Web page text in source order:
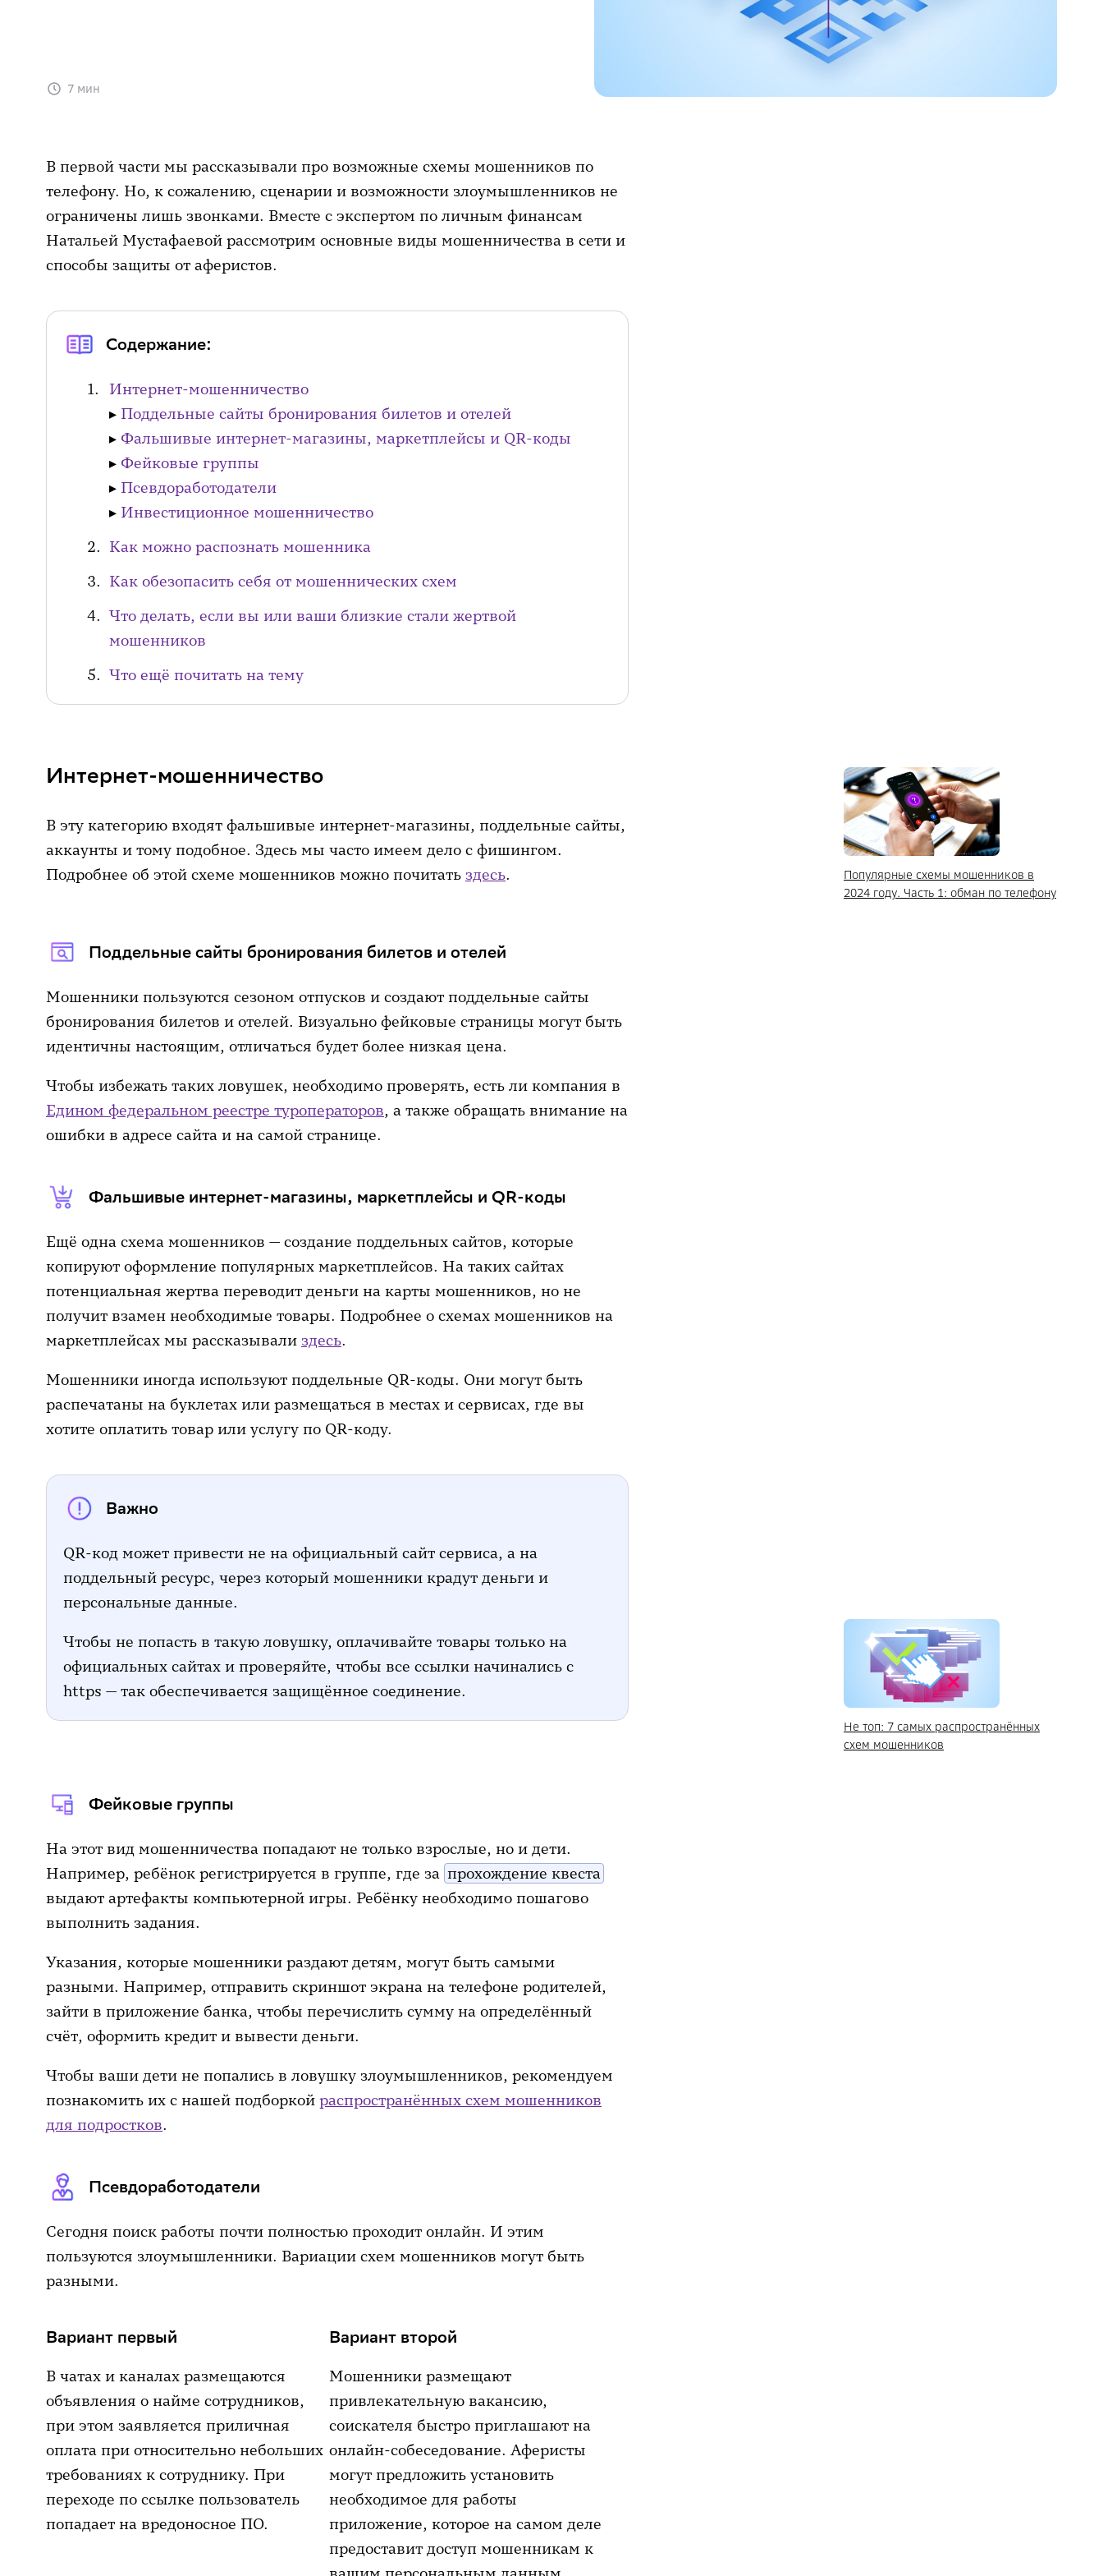
7 мин
В первой части мы рассказывали про возможные схемы мошенников по
телефону. Но, к сожалению, сценарии и возможности злоумышленников не
ограничены лишь звонками. Вместе с экспертом по личным финансам
Натальей Мустафаевой рассмотрим основные виды мошенничества в сети и
способы защиты от аферистов.
Содержание:
Интернет-мошенничество
▸ Поддельные сайты бронирования билетов и отелей
▸ Фальшивые интернет-магазины, маркетплейсы и QR-коды
▸ Фейковые группы
▸ Псевдоработодатели
▸ Инвестиционное мошенничество
Как можно распознать мошенника
Как обезопасить себя от мошеннических схем
Что делать, если вы или ваши близкие стали жертвой
мошенников
Что ещё почитать на тему
Интернет-мошенничество
В эту категорию входят фальшивые интернет-магазины, поддельные сайты,
аккаунты и тому подобное. Здесь мы часто имеем дело с фишингом.
Подробнее об этой схеме мошенников можно почитать здесь.
Популярные схемы мошенников в
2024 году. Часть 1: обман по телефону
Поддельные сайты бронирования билетов и отелей
Мошенники пользуются сезоном отпусков и создают поддельные сайты
бронирования билетов и отелей. Визуально фейковые страницы могут быть
идентичны настоящим, отличаться будет более низкая цена.
Чтобы избежать таких ловушек, необходимо проверять, есть ли компания в
Едином федеральном реестре туроператоров, а также обращать внимание на
ошибки в адресе сайта и на самой странице.
Фальшивые интернет-магазины, маркетплейсы и QR-коды
Ещё одна схема мошенников — создание поддельных сайтов, которые
копируют оформление популярных маркетплейсов. На таких сайтах
потенциальная жертва переводит деньги на карты мошенников, но не
получит взамен необходимые товары. Подробнее о схемах мошенников на
маркетплейсах мы рассказывали здесь.
Мошенники иногда используют поддельные QR-коды. Они могут быть
распечатаны на буклетах или размещаться в местах и сервисах, где вы
хотите оплатить товар или услугу по QR-коду.
Важно
QR-код может привести не на официальный сайт сервиса, а на
поддельный ресурс, через который мошенники крадут деньги и
персональные данные.
Чтобы не попасть в такую ловушку, оплачивайте товары только на
официальных сайтах и проверяйте, чтобы все ссылки начинались с
https — так обеспечивается защищённое соединение.
Не топ: 7 самых распространённых
схем мошенников
Фейковые группы
На этот вид мошенничества попадают не только взрослые, но и дети.
Например, ребёнок регистрируется в группе, где за прохождение квеста
выдают артефакты компьютерной игры. Ребёнку необходимо пошагово
выполнить задания.
Указания, которые мошенники раздают детям, могут быть самыми
разными. Например, отправить скриншот экрана на телефоне родителей,
зайти в приложение банка, чтобы перечислить сумму на определённый
счёт, оформить кредит и вывести деньги.
Чтобы ваши дети не попались в ловушку злоумышленников, рекомендуем
познакомить их с нашей подборкой распространённых схем мошенников
для подростков.
Псевдоработодатели
Сегодня поиск работы почти полностью проходит онлайн. И этим
пользуются злоумышленники. Вариации схем мошенников могут быть
разными.
Вариант первый
В чатах и каналах размещаются
объявления о найме сотрудников,
при этом заявляется приличная
оплата при относительно небольших
требованиях к сотруднику. При
переходе по ссылке пользователь
попадает на вредоносное ПО.
Вариант второй
Мошенники размещают
привлекательную вакансию,
соискателя быстро приглашают на
онлайн-собеседование. Аферисты
могут предложить установить
необходимое для работы
приложение, которое на самом деле
предоставит доступ мошенникам к